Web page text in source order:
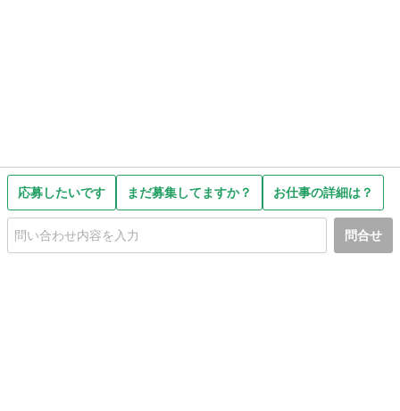
応募したいです まだ募集してますか？ お仕事の詳細は？
問合せ